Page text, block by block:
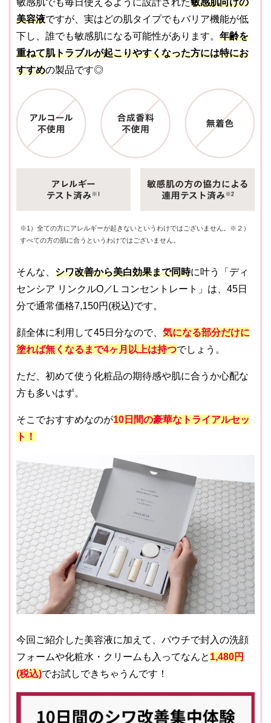
美容液ですが、実はどの肌タイプでもバリア機能が低
下し、誰でも敏感肌になる可能性があります。 年齢を
重ねて肌トラブルが起こりやすくなった方には特にお
すすめの製品です◎
※1）全ての方にアレルギーが起きないというわけではございません。※２）
すべての方の肌に合うというわけではございません。
そんな、 シワ改善から美白効果まで同時に叶う「ディ
センシア リンクルO／L コンセントレート」は、45日
分で通常価格7,150円(税込)です。
顔全体に利用して45日分なので、 気になる部分だけに
塗れば無くなるまで4ヶ月以上は持つでしょう。
ただ、初めて使う化粧品の期待感や肌に合うか心配な
方も多いはず。
そこでおすすめなのが10日間の豪華なトライアルセッ
ト！
今回ご紹介した美容液に加えて、パウチで封入の洗顔
フォームや化粧水・クリームも入ってなんと 1,480円
(税込)でお試しできちゃうんです！